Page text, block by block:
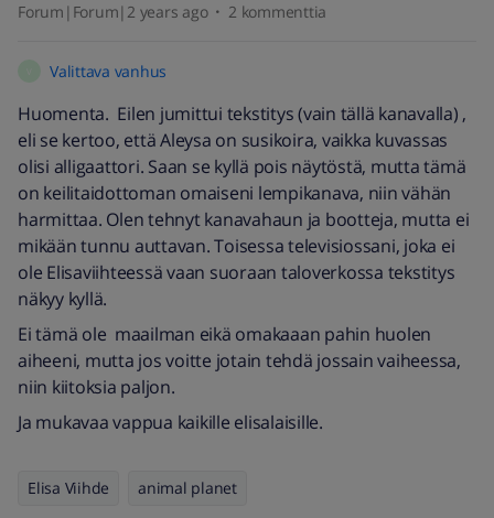
Forum|Forum|2 years ago 2 kommenttia
Valittava vanhus
Huomenta. Eilen jumittui tekstitys (vain tällä kanavalla) ,
eli se kertoo, että Aleysa on susikoira, vaikka kuvassas
olisi alligaattori. Saan se kyllä pois näytöstä, mutta tämä
on keilitaidottoman omaiseni lempikanava, niin vähän
harmittaa. Olen tehnyt kanavahaun ja bootteja, mutta ei
mikään tunnu auttavan. Toisessa televisiossani, joka ei
ole Elisaviihteessä vaan suoraan taloverkossa tekstitys
näkyy kyllä.
Ei tämä ole maailman eikä omakaaan pahin huolen
aiheeni, mutta jos voitte jotain tehdä jossain vaiheessa,
niin kiitoksia paljon.
Ja mukavaa vappua kaikille elisalaisille.
Elisa Viihde animal planet